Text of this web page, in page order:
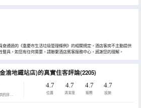
會通過的《重慶市生活垃圾管理條例》的相關規定，酒店客房不主動提供
具。如您有任何需要，請聯繫酒店賓客服務中心，感謝您的理解。
渝地鐵站店)的真實住客評論(2205)
永安旅遊評價由真實酒店住客提供的評價。
4.7
位置
4.7
清潔度
4.7
服務
4.7
設施